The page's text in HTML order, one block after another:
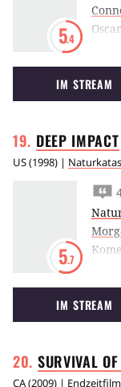
5.4
in
Ort
IM STREAM
DEEP IMPACT
US(1998) |
5.7
IM STREAM
SURVIVAL
CA(2009) | Endzeitfilm